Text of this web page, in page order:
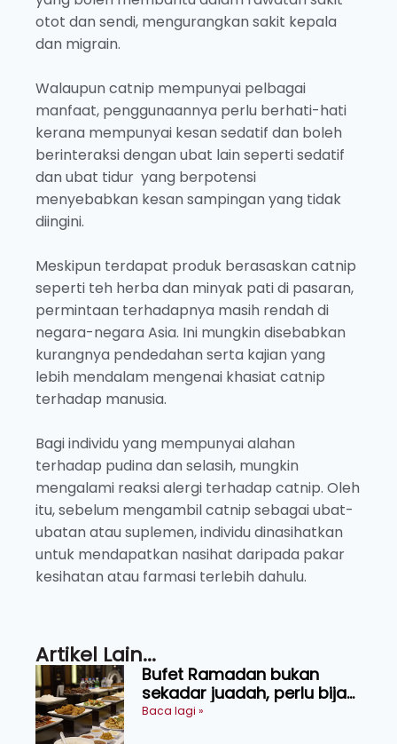
otot dan sendi, mengurangkan sakit kepala
dan migrain.
Walaupun catnip mempunyai pelbagai
manfaat, penggunaannya perlu berhati-hati
kerana mempunyai kesan sedatif dan boleh
berinteraksi dengan ubat lain seperti sedatif
dan ubat tidur yang berpotensi
menyebabkan kesan sampingan yang tidak
diingini.
Meskipun terdapat produk berasaskan catnip
seperti teh herba dan minyak pati di pasaran,
permintaan terhadapnya masih rendah di
negara-negara Asia. Ini mungkin disebabkan
kurangnya pendedahan serta kajian yang
lebih mendalam mengenai khasiat catnip
terhadap manusia.
Bagi individu yang mempunyai alahan
terhadap pudina dan selasih, mungkin
mengalami reaksi alergi terhadap catnip. Oleh
itu, sebelum mengambil catnip sebagai ubat-
ubatan atau suplemen, individu dinasihatkan
untuk mendapatkan nasihat daripada pakar
kesihatan atau farmasi terlebih dahulu.
Artikel Lain...
Bufet Ramadan bukan
sekadar juadah, perlu bijak
memilih dan selamat
Baca lagi »